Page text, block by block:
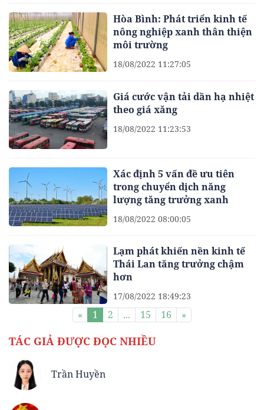
Hòa Bình: Phát triển kinh tế
nông nghiệp xanh thân thiện
môi trường
18/08/2022 11:27:05
Giá cước vận tải dần hạ nhiệt
theo giá xăng
18/08/2022 11:23:53
Xác định 5 vấn đề ưu tiên
trong chuyển dịch năng
lượng tăng trưởng xanh
18/08/2022 08:00:05
Lạm phát khiến nền kinh tế
Thái Lan tăng trưởng chậm
hơn
17/08/2022 18:49:23
« 1 2 ... 15 16 »
TÁC GIẢ ĐƯỢC ĐỌC NHIỀU
Trần Huyền